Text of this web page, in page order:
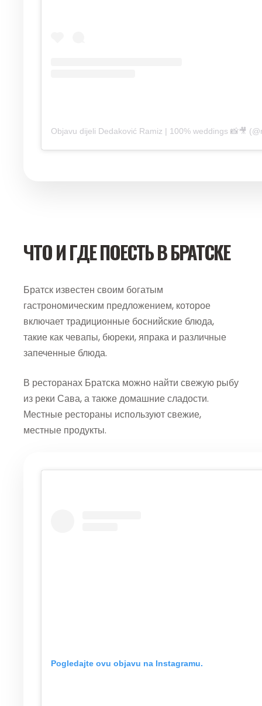
Objavu dijeli Dedaković Ramiz | 100% weddings 📸🎥
ЧТО И ГДЕ ПОЕСТЬ В БРАТСКЕ
Братск известен своим богатым
гастрономическим предложением, которое
включает традиционные боснийские блюда,
такие как чевапы, бюреки, япрака и различные
запеченные блюда.
В ресторанах Братска можно найти свежую рыбу
из реки Сава, а также домашние сладости.
Местные рестораны используют свежие,
местные продукты.
Pogledajte ovu objavu na Instagramu.